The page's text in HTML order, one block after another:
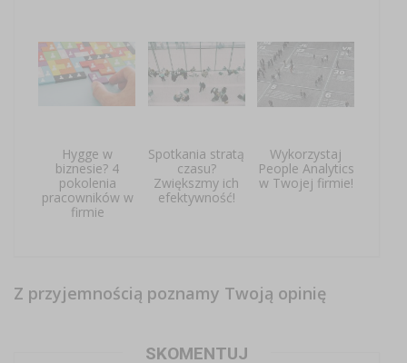
Hygge w
biznesie? 4
pokolenia
pracowników w
firmie
Spotkania stratą
czasu?
Zwiększmy ich
efektywność!
Wykorzystaj
People Analytics
w Twojej firmie!
Z przyjemnością poznamy Twoją opinię
SKOMENTUJ